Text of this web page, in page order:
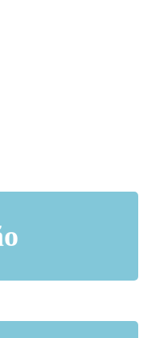
cliente, inovação